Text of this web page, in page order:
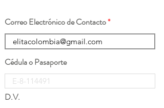
Correo Electrónico de Contacto
Cédula o Pasaporte
D.V.